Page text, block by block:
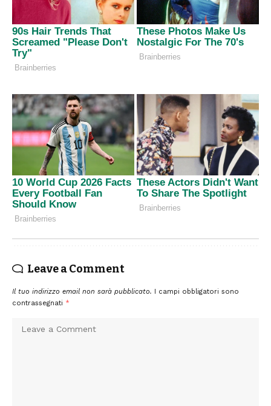
Leave a Comment
Il tuo indirizzo email non sarà pubblicato.
I campi obbligatori sono
contrassegnati *